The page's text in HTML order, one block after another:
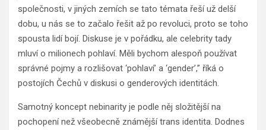
společnosti, v jiných zemích se tato témata řeší už delší
dobu, u nás se to začalo řešit až po revoluci, proto se toho
spousta lidí bojí. Diskuse je v pořádku, ale celebrity tady
mluví o milionech pohlaví. Měli bychom alespoň používat
správné pojmy a rozlišovat ‘pohlaví’ a ‘gender’,” říká o
postojích Čechů v diskusi o genderových identitách.
Samotný koncept nebinarity je podle něj složitější na
pochopení než všeobecně známější trans identita. Dodnes